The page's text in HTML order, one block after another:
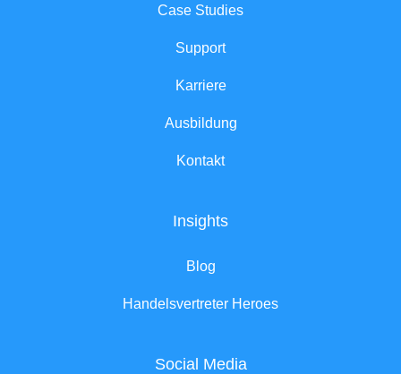
Case Studies
Support
Karriere
Ausbildung
Kontakt
Insights
Blog
Handelsvertreter Heroes
Social Media